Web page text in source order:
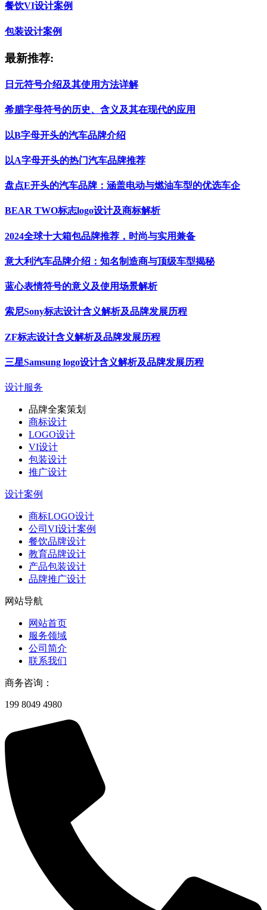
餐饮VI设计案例
包装设计案例
最新推荐:
日元符号介绍及其使用方法详解
希腊字母符号的历史、含义及其在现代的应用
以B字母开头的汽车品牌介绍
以A字母开头的热门汽车品牌推荐
盘点E开头的汽车品牌：涵盖电动与燃油车型的优选车企
BEAR TWO标志logo设计及商标解析
2024全球十大箱包品牌推荐，时尚与实用兼备
意大利汽车品牌介绍：知名制造商与顶级车型揭秘
蓝心表情符号的意义及使用场景解析
索尼Sony标志设计含义解析及品牌发展历程
ZF标志设计含义解析及品牌发展历程
三星Samsung logo设计含义解析及品牌发展历程
设计服务
品牌全案策划
商标设计
LOGO设计
VI设计
包装设计
推广设计
设计案例
商标LOGO设计
公司VI设计案例
餐饮品牌设计
教育品牌设计
产品包装设计
品牌推广设计
网站导航
网站首页
服务领域
公司简介
联系我们
商务咨询：
199 8049 4980